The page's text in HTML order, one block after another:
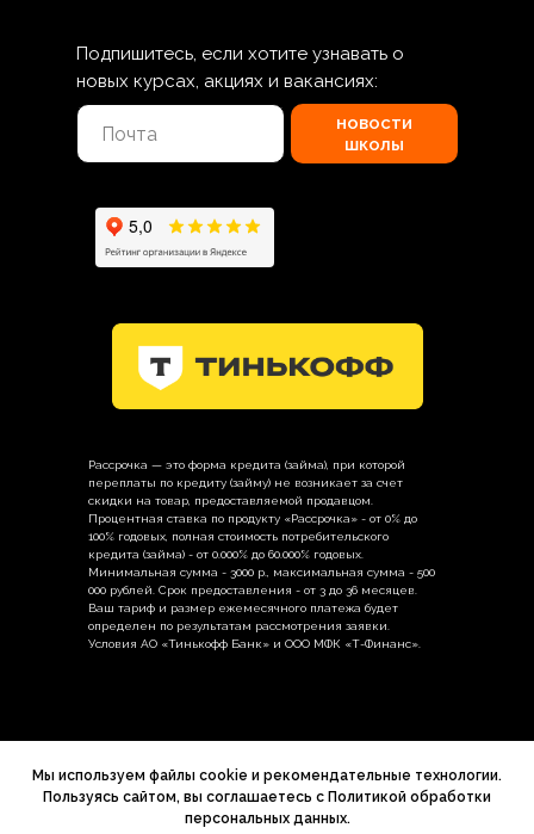
новости
школы
Подпишитесь, если хотите узнавать о
новых курсах, акциях и вакансиях:
Рассрочка — это форма кредита (займа), при которой
переплаты по кредиту (займу) не возникает за счет
скидки на товар, предоставляемой продавцом.
Процентная ставка по продукту «Рассрочка» - от 0% до
100% годовых, полная стоимость потребительского
кредита (займа) - от 0.000% до 60.000% годовых.
Минимальная сумма - 3000 р., максимальная сумма - 500
000 рублей. Срок предоставления - от 3 до 36 месяцев.
Ваш тариф и размер ежемесячного платежа будет
определен по результатам рассмотрения заявки.
Условия АО «Тинькофф Банк» и ООО МФК «Т-Финанс».
персональных данных
Мы используем файлы cookie и рекомендательные технологии.
Пользуясь сайтом, вы соглашаетесь с Политикой обработки
персональных данных.